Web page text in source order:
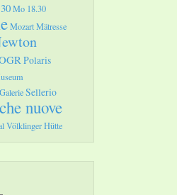
Mo 18.30
MozartMätresse
Polaris
Sellerio
nuove
Völklinger Hütte